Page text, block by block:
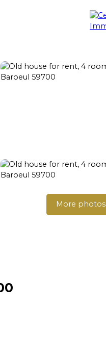
Blog Contact
More photos